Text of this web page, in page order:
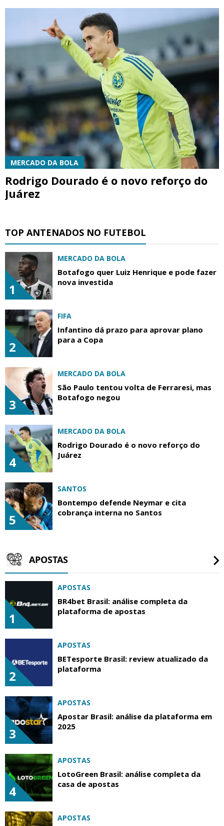
MERCADO DA BOLA
Rodrigo Dourado é o novo reforço do
Juárez
TOP ANTENADOS NO FUTEBOL
1
MERCADO DA BOLA
Botafogo quer Luiz Henrique e pode fazer
nova investida
2
FIFA
Infantino dá prazo para aprovar plano
para a Copa
3
MERCADO DA BOLA
São Paulo tentou volta de Ferraresi, mas
Botafogo negou
4
MERCADO DA BOLA
Rodrigo Dourado é o novo reforço do
Juárez
5
SANTOS
Bontempo defende Neymar e cita
cobrança interna no Santos
APOSTAS
1
APOSTAS
BR4bet Brasil: análise completa da
plataforma de apostas
2
APOSTAS
BETesporte Brasil: review atualizado da
plataforma
3
APOSTAS
Apostar Brasil: análise da plataforma em
2025
4
APOSTAS
LotoGreen Brasil: análise completa da
casa de apostas
APOSTAS